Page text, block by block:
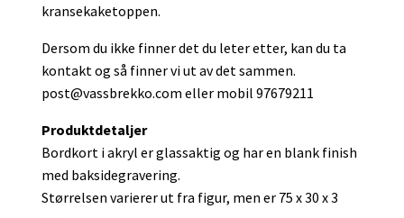
kransekaketoppen.
Dersom du ikke finner det du leter etter, kan du ta
kontakt og så finner vi ut av det sammen.
post@vassbrekko.com eller mobil 97679211
Produktdetaljer
Bordkort i akryl er glassaktig og har en blank finish
med baksidegravering.
Størrelsen varierer ut fra figur, men er 75 x 30 x 3